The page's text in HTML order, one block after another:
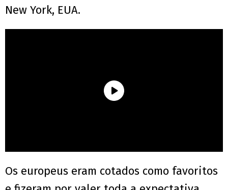
New York, EUA.
Os europeus eram cotados como favoritos